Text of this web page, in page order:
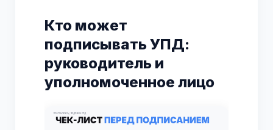
Кто может
подписывать УПД:
руководитель и
уполномоченное лицо